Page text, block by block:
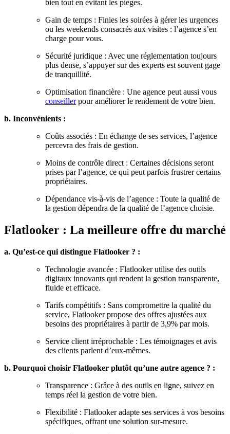
bien tout en évitant les pièges.
Gain de temps : Finies les soirées à gérer les urgences
ou les weekends consacrés aux visites : l’agence s’en
charge pour vous.
Sécurité juridique : Avec une réglementation toujours
plus dense, s’appuyer sur des experts est souvent gage
de tranquillité.
Optimisation financière : Une agence peut aussi vous
conseillerpour améliorer le rendement de votre bien.
b. Inconvénients :
Coûts associés : En échange de ses services, l’agence
percevra des frais de gestion.
Moins de contrôle direct : Certaines décisions seront
prises par l’agence, ce qui peut parfois frustrer certains
propriétaires.
Dépendance vis-à-vis de l’agence : Toute la qualité de
la gestion dépendra de la qualité de l’agence choisie.
Flatlooker : La meilleure offre du marché
a. Qu’est-ce qui distingue Flatlooker ? :
Technologie avancée : Flatlooker utilise des outils
digitaux innovants qui rendent la gestion transparente,
fluide et efficace.
Tarifs compétitifs : Sans compromettre la qualité du
service, Flatlooker propose des offres ajustées aux
besoins des propriétaires à partir de 3,9% par mois.
Service client irréprochable : Les témoignages et avis
des clients parlent d’eux-mêmes.
b. Pourquoi choisir Flatlooker plutôt qu’une autre agence ? :
Transparence : Grâce à des outils en ligne, suivez en
temps réel la gestion de votre bien.
Flexibilité : Flatlooker adapte ses services à vos besoins
spécifiques, offrant une solution sur-mesure.